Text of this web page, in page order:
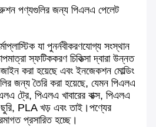
পণ্যগুলির জন্য পিএলএ পেলেট
যা পুনর্নবীকরণযোগ্য সংস্থান
স্ফটিককরণ চিকিত্সা দ্বারা উন্নত
করা হয়েছে এবং ইনজেকশন মোল্ডিং
জন্য তৈরি করা হয়েছে, যেমন পিএলএ
ট্রে, পিএলএ খাবারের বাক্স, পিএলএ
PLA খড় এবং তাই।পণ্যের
প্রসারিত হচ্ছে।